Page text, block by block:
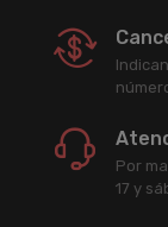
Por
17 y